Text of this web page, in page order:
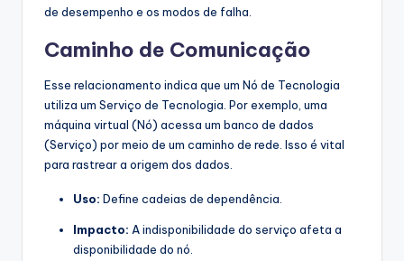
de desempenho e os modos de falha.
Caminho de Comunicação
Esse relacionamento indica que um Nó de Tecnologia
utiliza um Serviço de Tecnologia. Por exemplo, uma
máquina virtual (Nó) acessa um banco de dados
(Serviço) por meio de um caminho de rede. Isso é vital
para rastrear a origem dos dados.
Uso: Define cadeias de dependência.
Impacto: A indisponibilidade do serviço afeta a
disponibilidade do nó.